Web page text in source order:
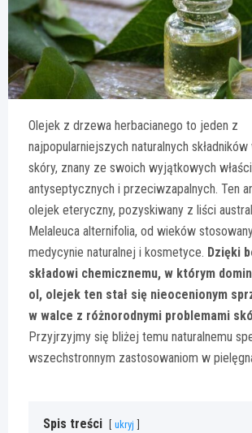
Olejek z drzewa herbacianego to jeden z
najpopularniejszych naturalnych
skóry, znany ze swoich wyjątkowych
antyseptycznych i przeciwzapalnych. Ten
olejek eteryczny, pozyskiwany z liści
Melaleuca alternifolia, od wieków
medycynie naturalnej i kosmetyce. Dzięki
składowi chemicznemu, w którym
ol, olejek ten stał się nieocenionym
w walce z różnorodnymi problemami
Przyjrzyjmy się bliżej temu naturalnemu
wszechstronnym zastosowaniom w
Spis treści ukryj